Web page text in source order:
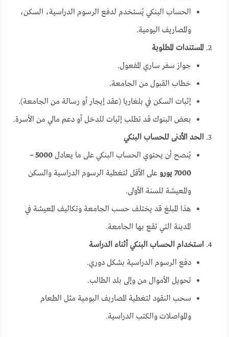
الحساب البنكي يُستخدم لدفع الرسوم الدراسية، السكن،
والمصاريف اليومية.
المستندات المطلوبة
جواز سفر ساري المفعول.
خطاب القبول من الجامعة.
إثبات السكن في بلغاريا (عقد إيجار أو رسالة من الجامعة).
بعض البنوك قد تطلب إثبات للدخل أو دعم مالي من الأسرة.
الحد الأدنى للحساب البنكي
يُنصح أن يحتوي الحساب البنكي على ما يعادل
5000 –
7000 يورو
على الأقل لتغطية الرسوم الدراسية والسكن
والمعيشة للسنة الأولى.
هذا المبلغ قد يختلف حسب الجامعة وتكاليف المعيشة في
المدينة التي تقع بها الجامعة.
استخدام الحساب البنكي أثناء الدراسة
دفع الرسوم الدراسية بشكل دوري.
تحويل الأموال من وإلى بلد الطالب.
سحب النقود لتغطية المصاريف اليومية مثل الطعام
والمواصلات والكتب الدراسية.